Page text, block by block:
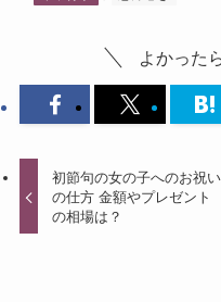
よかった
初節句の女の子へのお祝い
の仕方 金額やプレゼント
の相場は？